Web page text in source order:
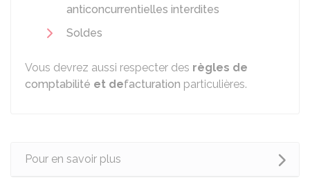
anticoncurrentielles interdites
Soldes
Vous devrez aussi respecter des règles de
comptabilité et defacturation particulières.
Pour en savoir plus